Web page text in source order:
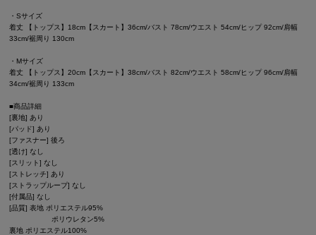
・Sサイズ
着丈 【トップス】18cm【スカート】36cm/バスト 78cm/ウエスト 54cm/ヒップ 92cm/肩幅
33cm/裾周り 130cm
・Mサイズ
着丈 【トップス】20cm【スカート】38cm/バスト 82cm/ウエスト 58cm/ヒップ 96cm/肩幅
34cm/裾周り 133cm
■商品詳細
[裏地] あり
[パッド] あり
[ファスナー] 後ろ
[透け] なし
[スリット] なし
[ストレッチ] あり
[ストラップループ] なし
[付属品] なし
[品質] 表地 ポリエステル95%
ポリウレタン5%
裏地 ポリエステル100%